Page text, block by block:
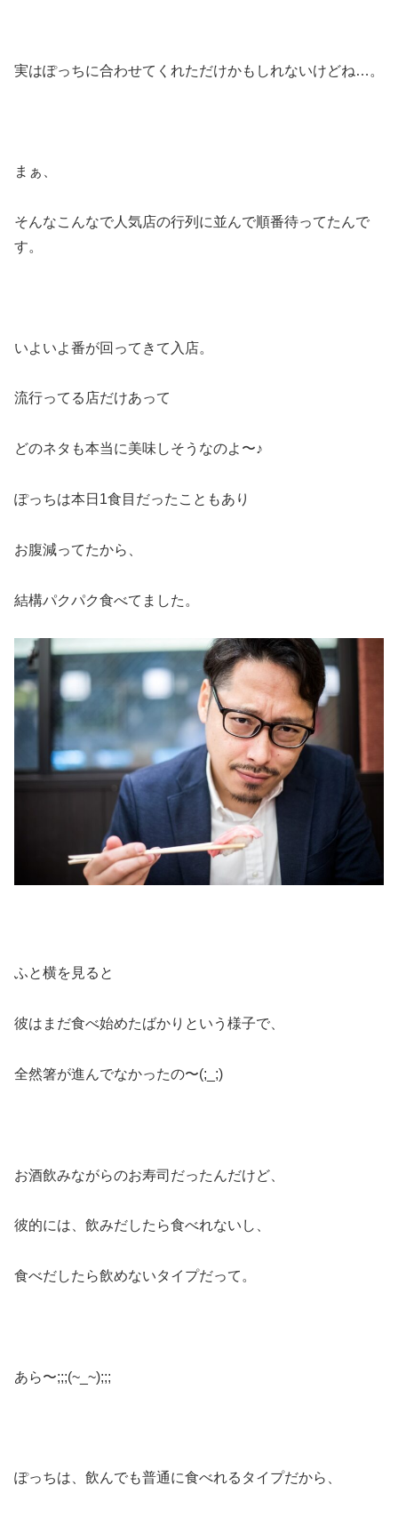
実はぽっちに合わせてくれただけかもしれないけどね…。
まぁ、
そんなこんなで人気店の行列に並んで順番待ってたんで
す。
いよいよ番が回ってきて入店。
流行ってる店だけあって
どのネタも本当に美味しそうなのよ〜♪
ぽっちは本日1食目だったこともあり
お腹減ってたから、
結構パクパク食べてました。
ふと横を見ると
彼はまだ食べ始めたばかりという様子で、
全然箸が進んでなかったの〜(;_;)
お酒飲みながらのお寿司だったんだけど、
彼的には、飲みだしたら食べれないし、
食べだしたら飲めないタイプだって。
あら〜;;;(~_~);;;
ぽっちは、飲んでも普通に食べれるタイプだから、